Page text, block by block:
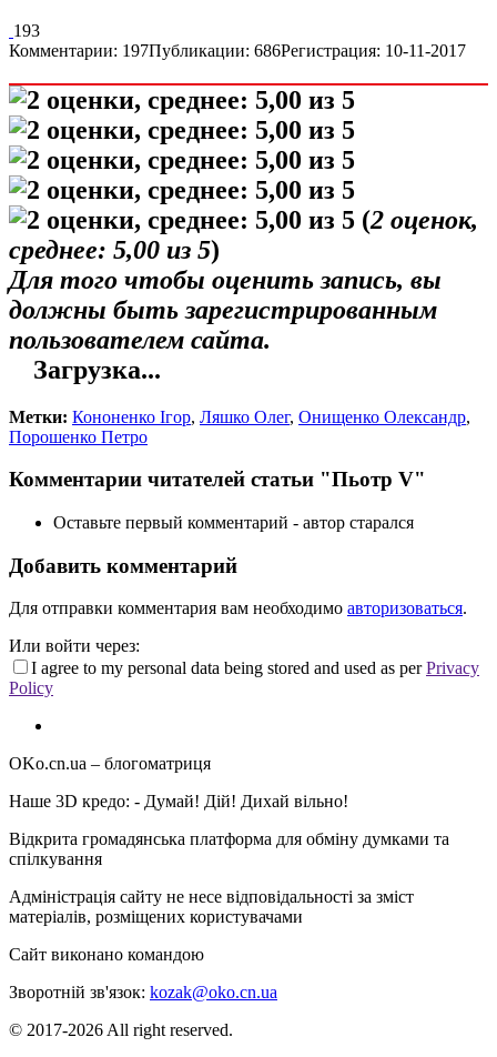
193
Комментарии: 197Публикации: 686Регистрация: 10-11-2017
(2 оценок,
среднее: 5,00 из 5)
Для того чтобы оценить запись, вы
должны быть зарегистрированным
пользователем сайта.
Загрузка...
Метки: Кононенко Ігор, Ляшко Олег, Онищенко Олександр,
Порошенко Петро
Комментарии читателей статьи "Пьотр V"
Оставьте первый комментарий - автор старался
Добавить комментарий
Для отправки комментария вам необходимо авторизоваться.
Или войти через:
I agree to my personal data being stored and used as perPrivacy
Policy
OKo.cn.ua – блогоматриця
Наше 3D кредо: - Думай! Дій! Дихай вільно!
Відкрита громадянська платформа для обміну думками та
спілкування
Адміністрація сайту не несе відповідальності за зміст
матеріалів, розміщених користувачами
Сайт виконано командою
Зворотній зв'язок: kozak@oko.cn.ua
© 2017-2026 All right reserved.